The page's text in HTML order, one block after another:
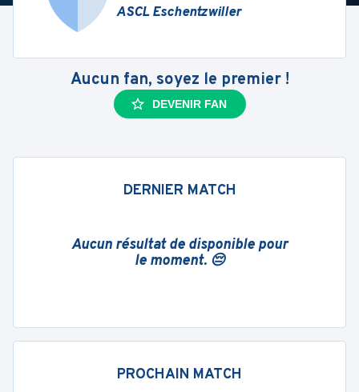
ASCL Eschentzwiller
Aucun fan, soyez le premier !
DEVENIR FAN
DERNIER MATCH
Aucun résultat de disponible pour
le moment. 😔
PROCHAIN MATCH